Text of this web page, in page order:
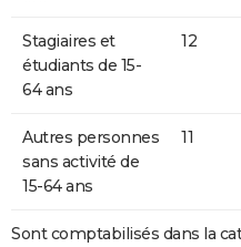
Stagiaires et
étudiants de 15-
64 ans
12
Autres personnes
sans activité de
15-64 ans
11
Sont comptabilisés dans la